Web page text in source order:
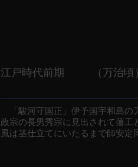
江戸時代前期 （万治頃
「駿河守国正」伊予国宇和島の
政宗の長男秀宗に見出されて藩工
風は茎仕立てにいたるまで師安定